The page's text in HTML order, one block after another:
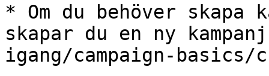
* Om du behöver
skapar du en ny
igang/campaign-basics/